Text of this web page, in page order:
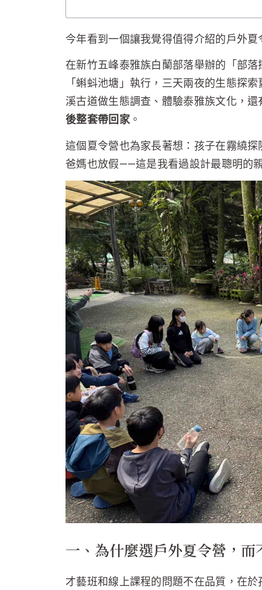
今年看到一個讓我覺得值得介紹的戶外
在新竹五峰泰雅族白蘭部落舉辦的「部
「蝌蚪池塘」執行，三天兩夜的生態探
溪古道做生態調查、體驗泰雅族文化，
後整套帶回家。
這個夏令營也為家長著想：孩子在霧繞
爸媽也放假——這是我看過設計最聰明的
一、為什麼選戶外夏令營，
才藝班和線上課程的問題不在品質，在